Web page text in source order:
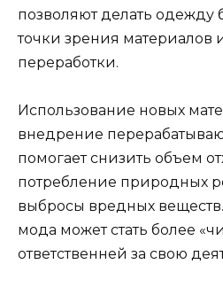
позволяют делать одежду
точки зрения материалов
переработки.
Использование новых
внедрение
помогает снизить объем
потребление природных
выбросы вредных
мода может стать более
ответственней за свою